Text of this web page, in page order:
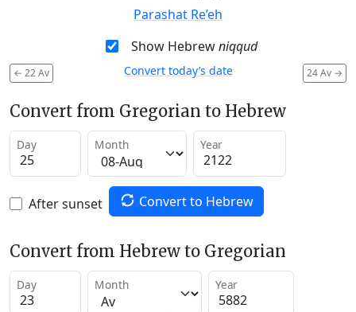
Parashat Re’eh
Show Hebrewniqqud
← 22 Av 24 Av →
Convert today’s date
Convert from Gregorian to Hebrew
Day Month Year
After sunset Convert to Hebrew
Convert from Hebrew to Gregorian
Day Month Year